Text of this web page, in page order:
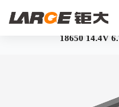
18650 14.4V